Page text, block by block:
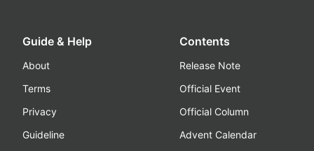
Guide & Help
About
Terms
Privacy
Guideline
Contents
Release Note
Official Event
Official Column
Advent Calendar